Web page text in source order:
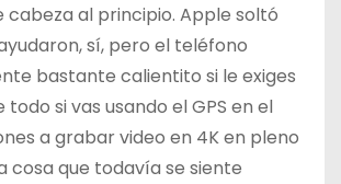
cabeza al principio. Apple soltó
sí, pero el teléfono
bastante calientito si le exiges
todo si vas usando el GPS en el
a grabar video en 4K en pleno
cosa que todavía se siente